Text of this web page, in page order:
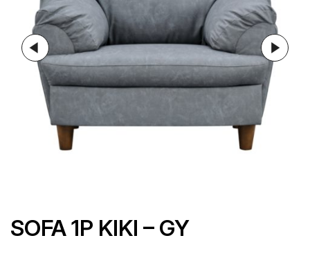
SOFA 1P KIKI – GY